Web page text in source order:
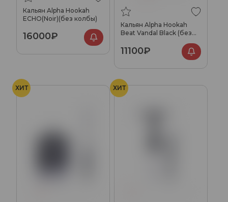
Кальян Alpha Hookah
ECHO(Noir)(без колбы)
16000₽
Кальян Alpha Hookah
Beat Vandal Black (без
11100₽
ХИТ ХИТ